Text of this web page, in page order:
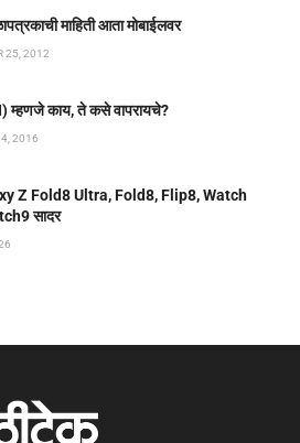
माहिती आता मोबाईलवर
25, 2012
म्हणजे काय, ते कसे वापरायचे?
4, 2016
Z Fold8 Ultra, Fold8, Flip8, Watch
सादर